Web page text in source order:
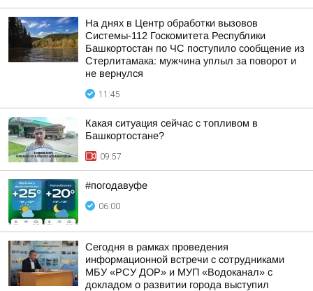
На днях в Центр обработки вызовов
Системы-112 Госкомитета Республики
Башкортостан по ЧС поступило сообщение из
Стерлитамака: мужчина уплыл за поворот и
не вернулся
11:45
Какая ситуация сейчас с топливом в
Башкортостане?
09:57
#погодавуфе
06:00
Сегодня в рамках проведения
информационной встречи с сотрудниками
МБУ «РСУ ДОР» и МУП «Водоканал» с
докладом о развитии города выступил